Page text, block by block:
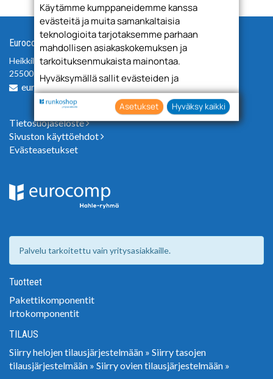
Eurocomp Oy
Heikkiläntie 32
25500 Perniö
eurocomp@hahle.com
Tietosuojaseloste
Sivuston käyttöehdot
Evästeasetukset
Palvelu tarkoitettu vain yritysasiakkaille.
Tuotteet
Pakettikomponentit
Irtokomponentit
TILAUS
Siirry helojen tilausjärjestelmään » Siirry tasojen
tilausjärjestelmään » Siirry ovien tilausjärjestelmään »
Käytämme kumppaneidemme kanssa
evästeitä ja muita samankaltaisia
teknologioita tarjotaksemme parhaan
mahdollisen asiakaskokemuksen ja
tarkoituksenmukaista mainontaa.
Hyväksymällä sallit evästeiden ja
teknologioiden käytön tietojesi keräämiseen
sekä käyttämiseen. Voit myös antaa
suostumuksesi valikoiden klikkaamalla
“Asetukset” painiketta.
Asetukset Hyväksy kaikki